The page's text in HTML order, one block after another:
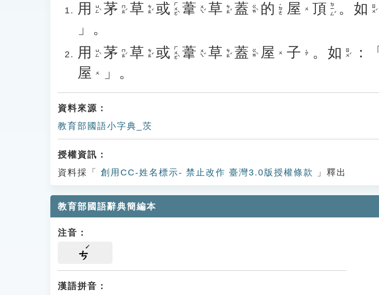
用 ㄩㄥˋ 茅 ㄇㄠˊ 草 ㄘㄠˇ 或 ㄏㄨㄛˋ 葦 ㄨㄟˇ 草 ㄘㄠˇ 蓋 ㄍㄞˋ 的 ˙ㄉㄜ 屋 ㄨ 頂 ㄉㄧㄥˇ 。如 ㄖㄨˊ
」。
用
ㄩㄥˋ 茅 ㄇㄠˊ 草 ㄘㄠˇ 或 ㄏㄨㄛˋ 葦 ㄨㄟˇ 草 ㄘㄠˇ 蓋 ㄍㄞˋ 屋 ㄨ 子 ˙ㄗ 。如 ㄖㄨˊ ：「
屋 ㄨ 」。
資料來源：
教育部國語小字典_茨
授權資訊：
資料採「
創用CC-姓名標示- 禁止改作 臺灣3.0版授權條款 」釋出
教育部國語辭典簡編本
注音：
ㄘ
漢語拼音：